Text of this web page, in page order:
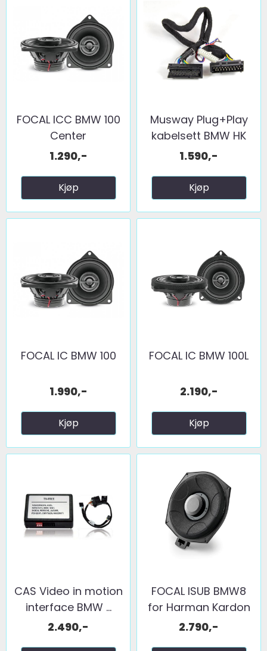
FOCAL ICC BMW 100
Center
1.290,-
Kjøp
Musway Plug+Play
kabelsett BMW HK
Sound ...
1.590,-
Kjøp
FOCAL IC BMW 100
1.990,-
Kjøp
FOCAL IC BMW 100L
2.190,-
Kjøp
CAS Video in motion
interface BMW ...
2.490,-
FOCAL ISUB BMW8
for Harman Kardon
2.790,-